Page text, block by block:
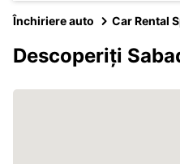
Închiriere auto Car Rental
Descoperiți